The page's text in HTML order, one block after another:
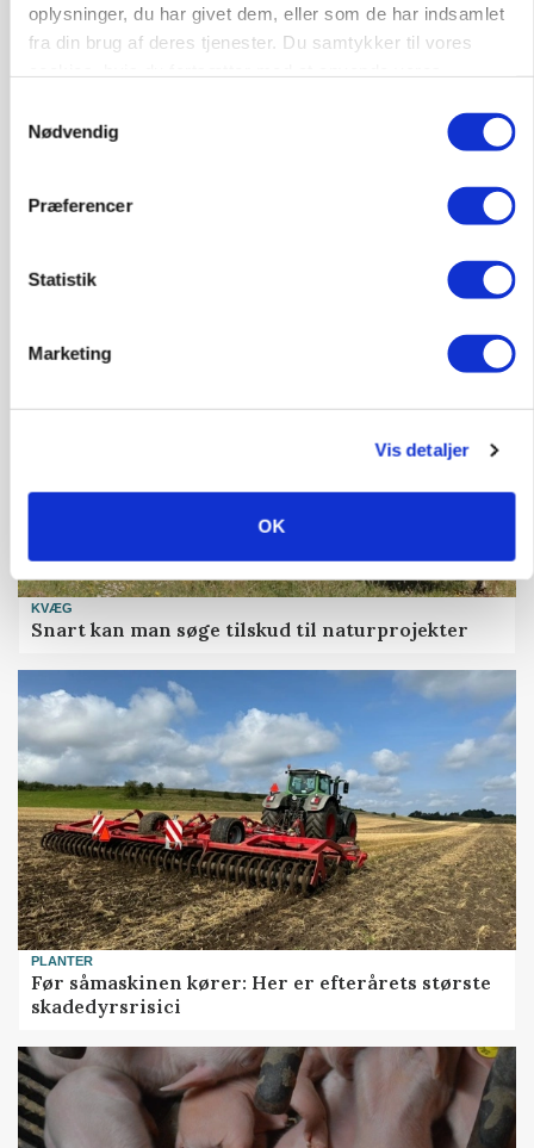
oplysninger, du har givet dem, eller som de har indsamlet
fra din brug af deres tjenester. Du samtykker til vores
Nødvendig
Præferencer
Statistik
Marketing
Vis detaljer
OK
protestgruppe vil demonstrere mod ny
gødskningslov
POLITIK
KVÆG
Snart kan man søge tilskud til naturprojekter
PLANTER
Før såmaskinen kører: Her er efterårets største
skadedyrsrisici